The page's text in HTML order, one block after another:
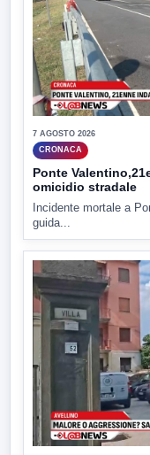
7 AGOSTO 2026
CRONACA
Ponte
omicidio stradale
Incidente mortale a
guida...